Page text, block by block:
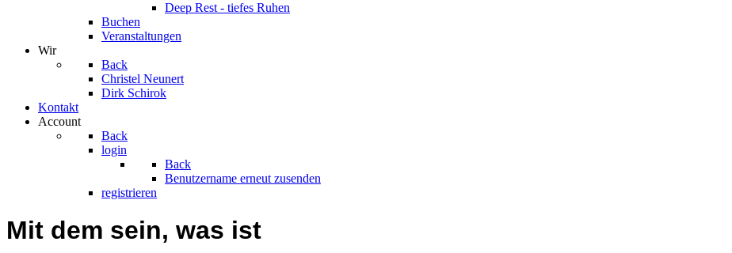
Deep Rest - tiefes Ruhen
Buchen
Veranstaltungen
Wir
Back
Christel Neunert
Dirk Schirok
Kontakt
Account
Back
login
Back
Benutzername erneut zusenden
registrieren
Mit dem sein, was ist